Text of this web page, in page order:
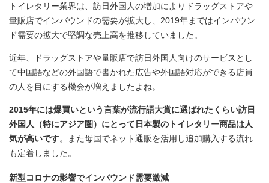
トイレタリー業界は、訪日外国人の増加によりドラッグストアや
量販店でインバウンドの需要が拡大し、2019年まではインバウン
ド需要の拡大で堅調な売上高を推移していました。
近年、ドラッグストアや量販店で訪日外国人向けのサービスとし
て中国語などの外国語で書かれた広告や外国語対応ができる店員
の人を目にする機会が増えましたよね。
2015年には爆買いという言葉が流行語大賞に選ばれたくらい訪日
外国人（特にアジア圏）にとって日本製のトイレタリー商品は人
気が高いです。また母国でネット通販を活用し追加購入する流れ
も定着しました。
新型コロナの影響でインバウンド需要激減